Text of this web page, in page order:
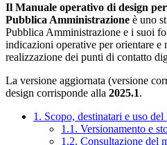
Il Manuale operativo di design
Pubblica Amministrazione è uno
Pubblica Amministrazione e i suoi
indicazioni operative per orientare e
realizzazione dei punti di contatto
La versione aggiornata (versione
design corrisponde alla 2025.1.
1. Scopo, destinatari e uso
1.1. Versionamento e
1.2. Consultazione del